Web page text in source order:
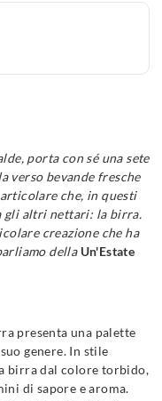
porta con sé una sete
verso bevande fresche
che, in questi
gli altri nettari: la birra.
creazione che ha
della Un'Estate
presenta una palette
genere. In stile
birra dal colore torbido,
di sapore e aroma.